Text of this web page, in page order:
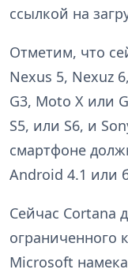
ссылкой на
Отметим, что
Nexus 5, Nexuz
G3, Moto X или
S5, или S6, и
смартфоне
Android 4.1 или
Сейчас Cortana
ограниченного
Microsoft